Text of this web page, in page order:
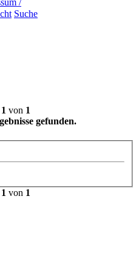
/
Suche
1 von 1
gefunden.
1 von 1